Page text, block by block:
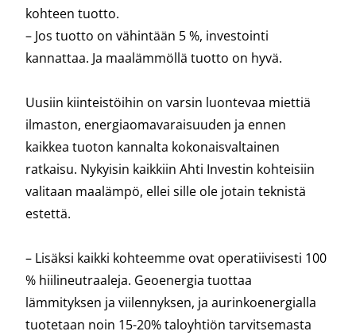
kohteen tuotto.
– Jos tuotto on vähintään 5 %, investointi
kannattaa. Ja maalämmöllä tuotto on hyvä.
Uusiin kiinteistöihin on varsin luontevaa miettiä
ilmaston, energiaomavaraisuuden ja ennen
kaikkea tuoton kannalta kokonaisvaltainen
ratkaisu. Nykyisin kaikkiin Ahti Investin kohteisiin
valitaan maalämpö, ellei sille ole jotain teknistä
estettä.
– Lisäksi kaikki kohteemme ovat operatiivisesti 100
% hiilineutraaleja. Geoenergia tuottaa
lämmityksen ja viilennyksen, ja aurinkoenergialla
tuotetaan noin 15-20% taloyhtiön tarvitsemasta